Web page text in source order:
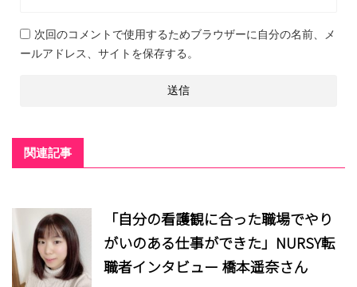
次回のコメントで使用するためブラウザーに自分の名前、メ
ールアドレス、サイトを保存する。
関連記事
「自分の看護観に合った職場でやり
がいのある仕事ができた」NURSY転
職者インタビュー 橋本遥奈さん